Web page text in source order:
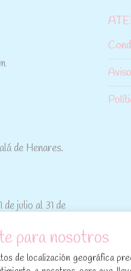
de Henares.
julio al 31 de
para nosotros
de localización geográfica